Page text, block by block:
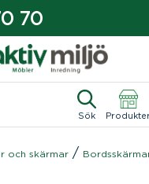
70
Sök
och skärmar /